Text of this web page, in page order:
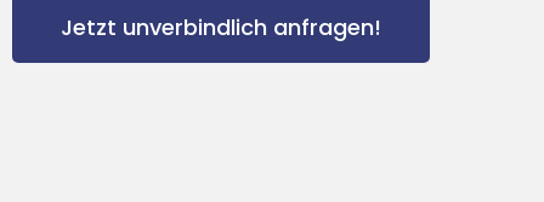
Jetzt unverbindlich anfragen!